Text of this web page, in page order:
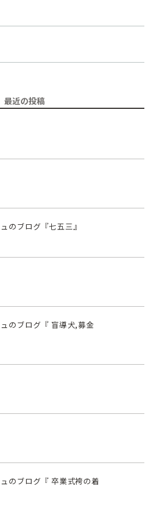
最近の投稿
のブログ『七五三』
のブログ『 盲導犬,募金
のブログ『 卒業式袴の着